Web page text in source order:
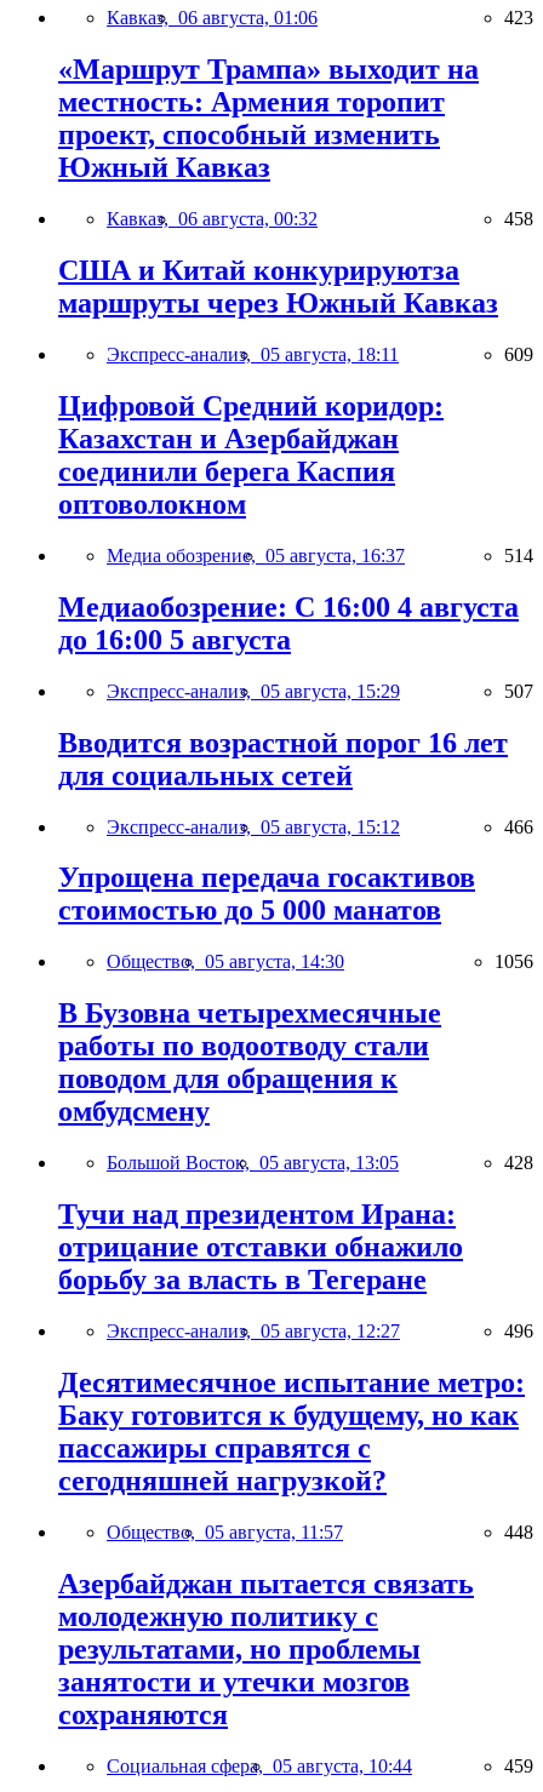
Кавказ, 06 августа, 01:06 423
«Маршрут Трампа» выходит на
местность: Армения торопит
проект, способный изменить
Южный Кавказ
Кавказ, 06 августа, 00:32 458
США и Китай конкурируютза
маршруты через Южный Кавказ
Экспресс-анализ, 05 августа, 18:11 609
Цифровой Средний коридор:
Казахстан и Азербайджан
соединили берега Каспия
оптоволокном
Медиа обозрение, 05 августа, 16:37 514
Медиаобозрение: С 16:00 4 августа
до 16:00 5 августа
Экспресс-анализ, 05 августа, 15:29 507
Вводится возрастной порог 16 лет
для социальных сетей
Экспресс-анализ, 05 августа, 15:12 466
Упрощена передача госактивов
стоимостью до 5 000 манатов
Общество, 05 августа, 14:30 1056
В Бузовна четырехмесячные
работы по водоотводу стали
поводом для обращения к
омбудсмену
Большой Восток, 05 августа, 13:05 428
Тучи над президентом Ирана:
отрицание отставки обнажило
борьбу за власть в Тегеране
Экспресс-анализ, 05 августа, 12:27 496
Десятимесячное испытание метро:
Баку готовится к будущему, но как
пассажиры справятся с
сегодняшней нагрузкой?
Общество, 05 августа, 11:57 448
Азербайджан пытается связать
молодежную политику с
результатами, но проблемы
занятости и утечки мозгов
сохраняются
Социальная сфера, 05 августа, 10:44 459